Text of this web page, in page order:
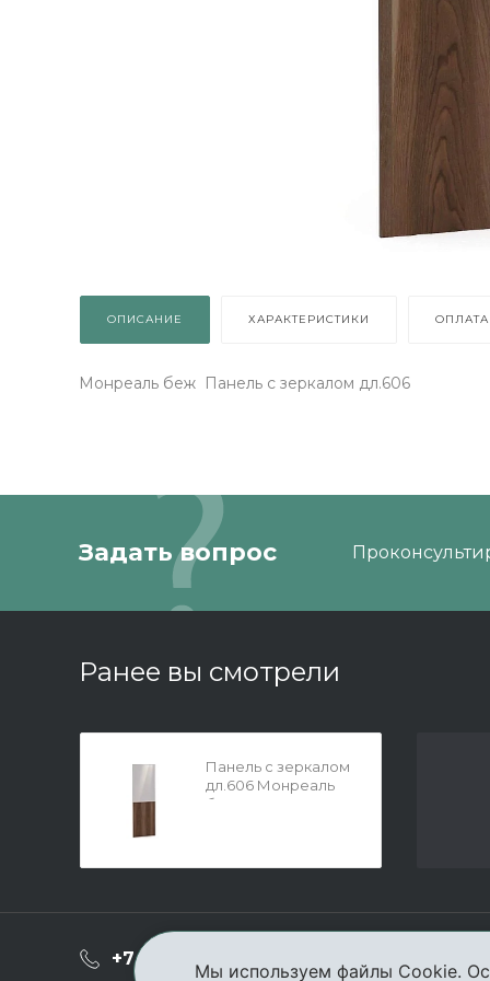
ОПИСАНИЕ ХАРАКТЕРИСТИКИ ОПЛАТА
Монреаль беж Панель с зеркалом дл.606
Задать вопрос
Ранее вы смотрели
Панель с зеркалом
дл.606 Монреаль
беж
+7 (3952) 503-504
Мы используем файлы Cookie.